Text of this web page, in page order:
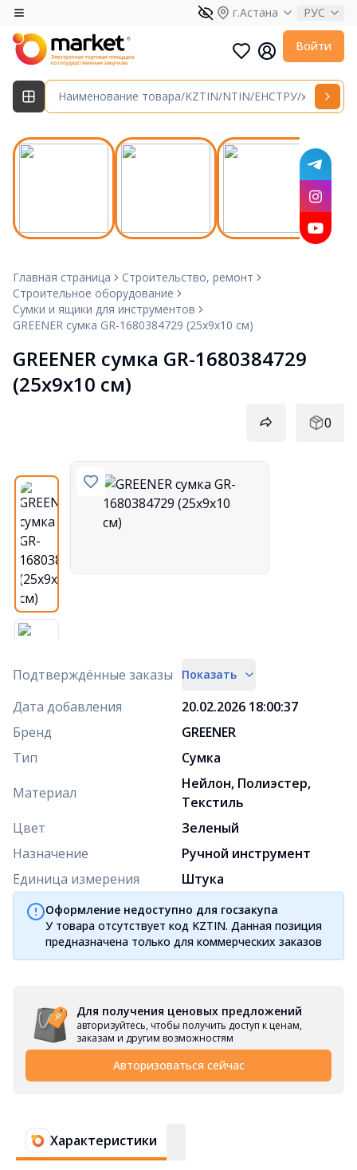
г.Астана РУС
Войти
Главная страница
Строительство, ремонт
Строительное оборудование
Сумки и ящики для инструментов
GREENER сумка GR-1680384729 (25х9х10 см)
GREENER сумка GR-1680384729
(25х9х10 см)
0
Подтверждённые заказы Показать
Дата добавления
20.02.2026 18:00:37
Бренд
GREENER
Тип
Сумка
Материал
Нейлон, Полиэстер,
Текстиль
Цвет
Зеленый
Назначение
Ручной инструмент
Единица измерения
Штука
Оформление недоступно для госзакупа
У товара отсутствует код KZTIN. Данная позиция
предназначена только для коммерческих заказов
Для получения ценовых предложений
авторизуйтесь, чтобы получить доступ к ценам,
заказам и другим возможностям
Авторизоваться сейчас
Характеристики